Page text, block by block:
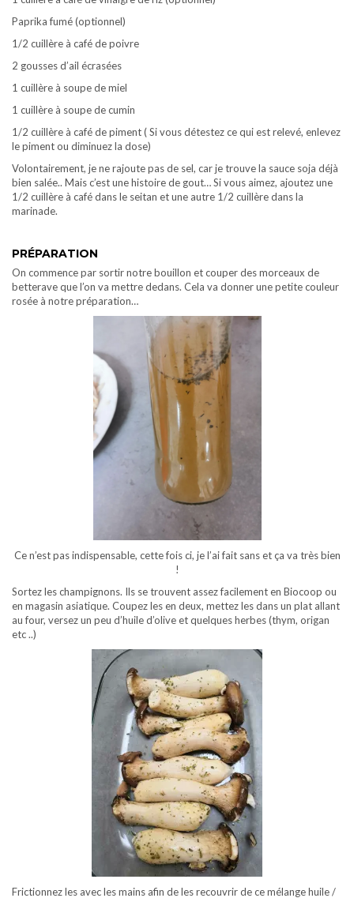
Paprika fumé (optionnel)
1/2 cuillère à café de poivre
2 gousses d’ail écrasées
1 cuillère à soupe de miel
1 cuillère à soupe de cumin
1/2 cuillère à café de piment ( Si vous détestez ce qui est relevé, enlevez
le piment ou diminuez la dose)
Volontairement, je ne rajoute pas de sel, car je trouve la sauce soja déjà
bien salée.. Mais c’est une histoire de gout… Si vous aimez, ajoutez une
1/2 cuillère à café dans le seitan et une autre 1/2 cuillère dans la
marinade.
PRÉPARATION
On commence par sortir notre bouillon et couper des morceaux de
betterave que l’on va mettre dedans. Cela va donner une petite couleur
rosée à notre préparation…
Ce n’est pas indispensable, cette fois ci, je l’ai fait sans et ça va très bien
!
Sortez les champignons. Ils se trouvent assez facilement en Biocoop ou
en magasin asiatique. Coupez les en deux, mettez les dans un plat allant
au four, versez un peu d’huile d’olive et quelques herbes (thym, origan
etc ..)
Frictionnez les avec les mains afin de les recouvrir de ce mélange huile /